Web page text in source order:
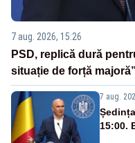
7 aug. 2026, 15:26
PSD, replică dură
situație de forță majoră”
7 aug.
15:00.